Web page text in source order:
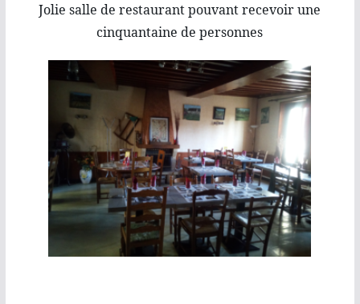
Jolie salle de restaurant pouvant recevoir une
cinquantaine de personnes